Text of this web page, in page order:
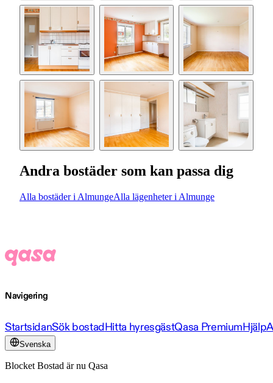
Andra bostäder som kan passa dig
Alla bostäder i AlmungeAlla lägenheter i Almunge
Navigering
StartsidanSök bostadHitta hyresgästQasa PremiumHjälp
Svenska
Blocket Bostad är nu Qasa